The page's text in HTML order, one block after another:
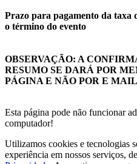
Prazo para pagamento da taxa
o término do evento
OBSERVAÇÃO: A
RESUMO SE DARÁ POR
PÁGINA E NÃO POR E
Esta página pode não funcionar
computador!
Utilizamos cookies e tecnologias
experiência em nossos serviços,